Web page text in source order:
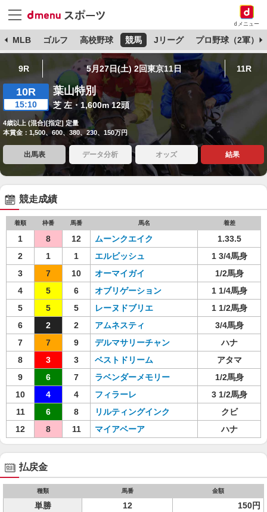
dメニュー
MLB ゴルフ 高校野球 競馬 Jリーグ プロ野球（2軍）
9R 5月27日(土) 2回東京11日 11R
10R
15:10
葉山特別
芝 左・1,600m 12頭
4歳以上 (混合)[指定] 定量
本賞金：1,500、600、380、230、150万円
出馬表 データ分析 オッズ 結果
競走成績
着順 枠番 馬番 馬名 着差
1 8 12 ムーンクエイク
1.33.5
2
1 1 エルビッシュ
1 3/4馬身
3
7 10 オーマイガイ
1/2馬身
4
5 6 オブリゲーション
1 1/4馬身
5
5 5 レーヌドブリエ
1 1/2馬身
6
2 2 アムネスティ
3/4馬身
7
7 9 デルマサリーチャン
ハナ
8
3 3 ベストドリーム
アタマ
9
6 7 ラベンダーメモリー
1/2馬身
10
4 4 フィラーレ
3 1/2馬身
11
6 8 リルティングインク
クビ
12
8 11 マイアベーア ハナ
払戻金
種類 馬番 金額
単勝 12 150円